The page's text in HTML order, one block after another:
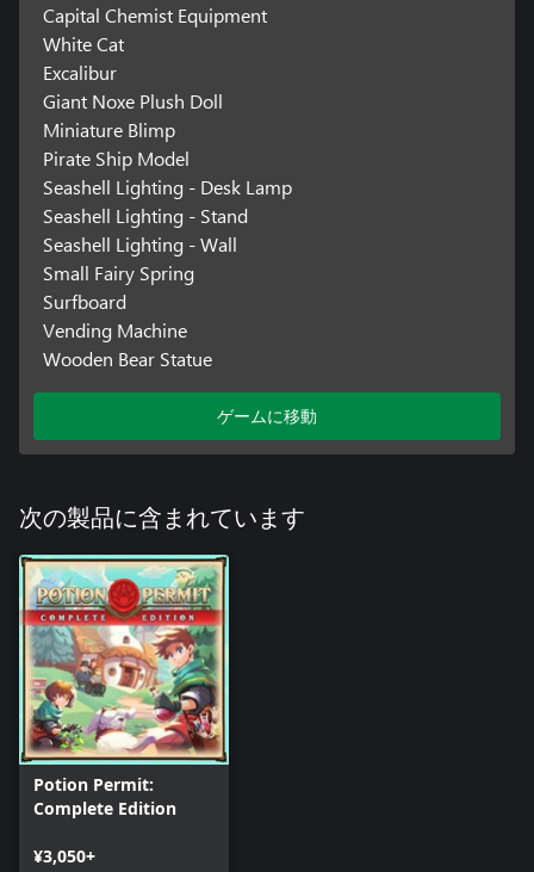
Capital Chemist Equipment
White Cat
Excalibur
Giant Noxe Plush Doll
Miniature Blimp
Pirate Ship Model
Seashell Lighting - Desk Lamp
Seashell Lighting - Stand
Seashell Lighting - Wall
Small Fairy Spring
Surfboard
Vending Machine
Wooden Bear Statue
ゲームに移動
次の製品に含まれています
Potion Permit:
Complete Edition
¥3,050+